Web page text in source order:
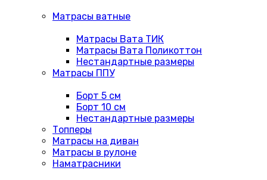
Матрасы ватные
Матрасы Вата ТИК
Матрасы Вата Поликоттон
Нестандартные размеры
Матрасы ППУ
Борт 5 см
Борт 10 см
Нестандартные размеры
Топперы
Матрасы на диван
Матрасы в рулоне
Наматрасники